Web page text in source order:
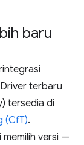
baru
terbaru
tersedia di
(CfT).
versi —